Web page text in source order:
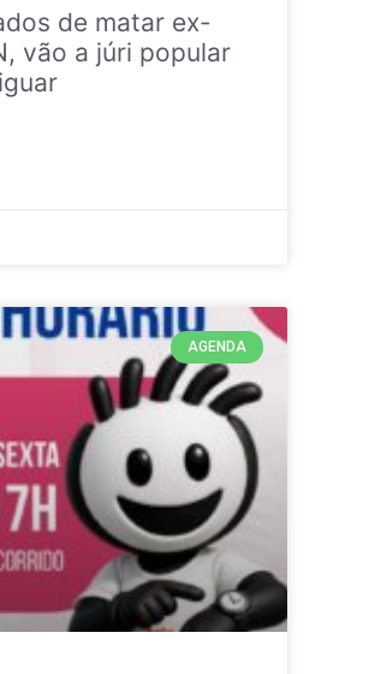
de matar ex-
vão a júri popular
AGENDA